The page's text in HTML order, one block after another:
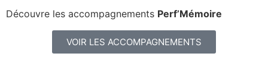
Découvre les accompagnements Perf’Mémoire
VOIR LES ACCOMPAGNEMENTS